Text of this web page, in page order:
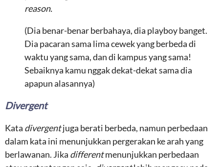
reason.
(Dia benar-benar berbahaya, dia playboy banget.
Dia pacaran sama lima cewek yang berbeda di
waktu yang sama, dan di kampus yang sama!
Sebaiknya kamu nggak dekat-dekat sama dia
apapun alasannya)
Divergent
Kata divergentjuga berati berbeda, namun perbedaan
dalam kata ini menunjukkan pergerakan ke arah yang
berlawanan. Jika differentmenunjukkan perbedaan